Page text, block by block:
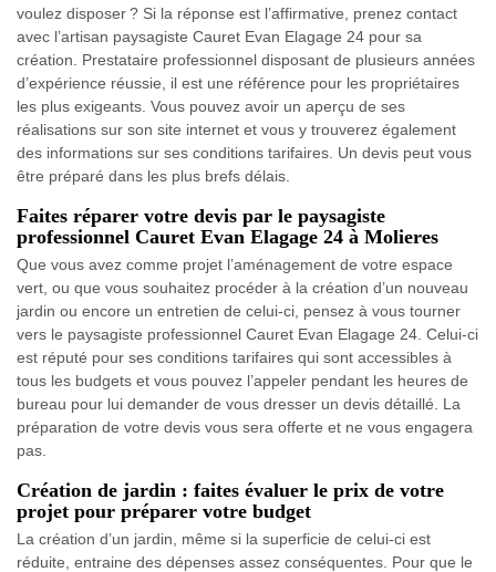
voulez disposer ? Si la réponse est l’affirmative, prenez contact
avec l’artisan paysagiste Cauret Evan Elagage 24 pour sa
création. Prestataire professionnel disposant de plusieurs années
d’expérience réussie, il est une référence pour les propriétaires
les plus exigeants. Vous pouvez avoir un aperçu de ses
réalisations sur son site internet et vous y trouverez également
des informations sur ses conditions tarifaires. Un devis peut vous
être préparé dans les plus brefs délais.
Faites réparer votre devis par le paysagiste
professionnel Cauret Evan Elagage 24 à Molieres
Que vous avez comme projet l’aménagement de votre espace
vert, ou que vous souhaitez procéder à la création d’un nouveau
jardin ou encore un entretien de celui-ci, pensez à vous tourner
vers le paysagiste professionnel Cauret Evan Elagage 24. Celui-ci
est réputé pour ses conditions tarifaires qui sont accessibles à
tous les budgets et vous pouvez l’appeler pendant les heures de
bureau pour lui demander de vous dresser un devis détaillé. La
préparation de votre devis vous sera offerte et ne vous engagera
pas.
Création de jardin : faites évaluer le prix de votre
projet pour préparer votre budget
La création d’un jardin, même si la superficie de celui-ci est
réduite, entraine des dépenses assez conséquentes. Pour que le